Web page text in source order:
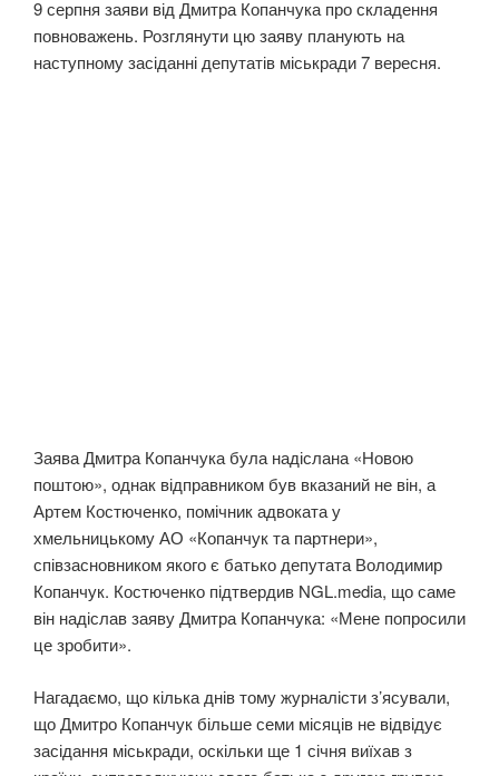
9 серпня заяви від Дмитра Копанчука про складення
повноважень. Розглянути цю заяву планують на
наступному засіданні депутатів міськради 7 вересня.
Заява Дмитра Копанчука була надіслана «Новою
поштою», однак відправником був вказаний не він, а
Артем Костюченко, помічник адвоката у
хмельницькому АО «Копанчук та партнери»,
співзасновником якого є батько депутата Володимир
Копанчук. Костюченко підтвердив NGL.media, що саме
він надіслав заяву Дмитра Копанчука: «Мене попросили
це зробити».
Нагадаємо, що кілька днів тому журналісти з’ясували,
що Дмитро Копанчук більше семи місяців не відвідує
засідання міськради, оскільки ще 1 січня виїхав з